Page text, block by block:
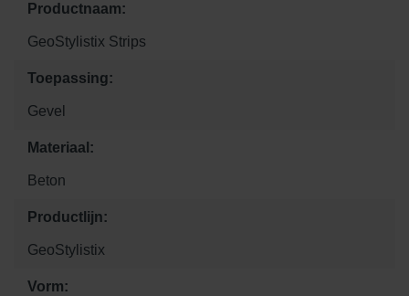
Productnaam:
GeoStylistix Strips
Toepassing:
Gevel
Materiaal:
Beton
Productlijn:
GeoStylistix
Vorm: